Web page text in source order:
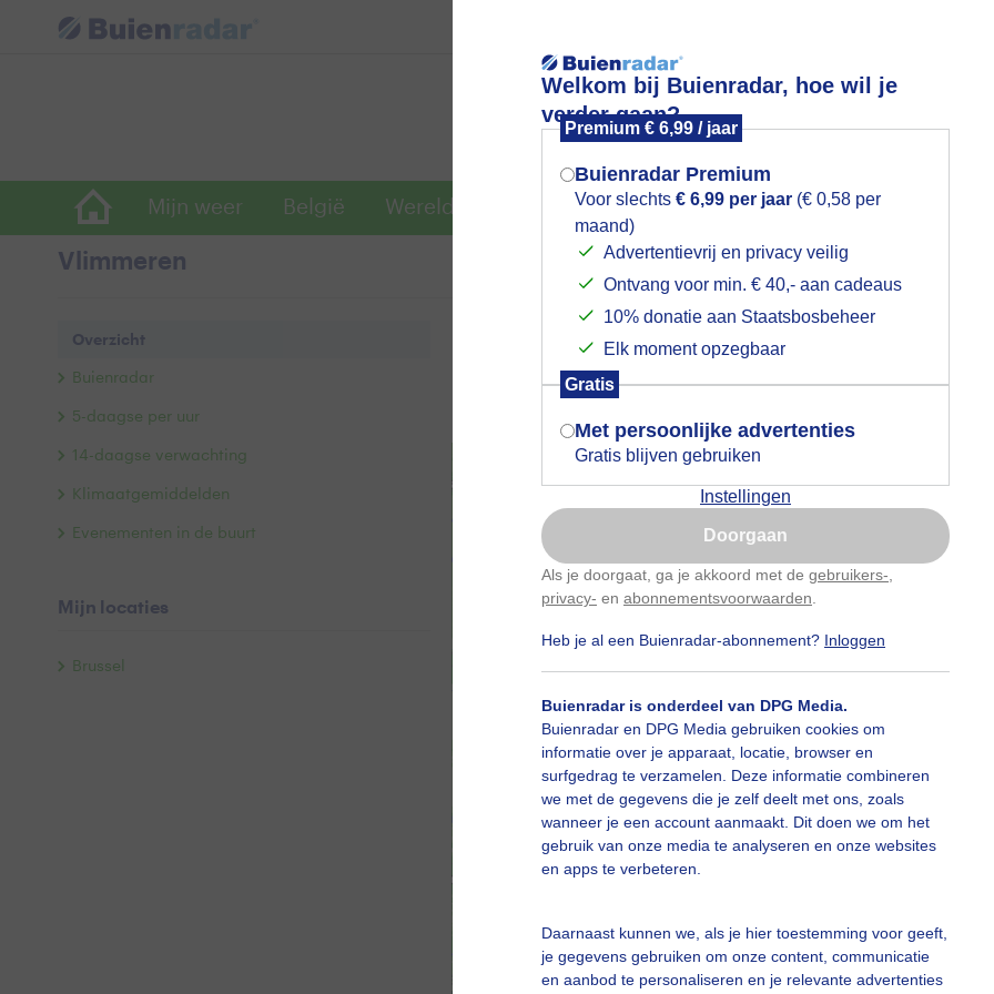
Welkom bij Buienradar, hoe wil je
verder gaan?
Premium € 6,99 / jaar
Buienradar Premium
Voor slechts € 6,99 per jaar (€ 0,58 per
maand)
Advertentievrij en privacy veilig
Ontvang voor min. € 40,- aan cadeaus
10% donatie aan Staatsbosbeheer
Elk moment opzegbaar
Gratis
Met persoonlijke advertenties
Gratis blijven gebruiken
Instellingen
Doorgaan
Als je doorgaat, ga je akkoord met de gebruikers-
privacy- en abonnementsvoorwaarden
Heb je al een Buienradar-abonnement? Inloggen
Buienradar is onderdeel van DPG Media.
Buienradar en DPG Media gebruiken cookies om
informatie over je apparaat, locatie, browser en
surfgedrag te verzamelen. Deze informatie combineren
we met de gegevens die je zelf deelt met ons, zoals
wanneer je een account aanmaakt. Dit doen we om het
gebruik van onze media te analyseren en onze websites
en apps te verbeteren.
Daarnaast kunnen we, als je hier toestemming voor geeft,
je gegevens gebruiken om onze content, communicatie
en aanbod te personaliseren en je relevante advertenties
Mijn weer België Wereldwijd Weerzine
Vlimmeren
Overzicht
Buienradar
5-daagse per uur
14-daagse verwachting
Klimaatgemiddelden
Evenementen in de buurt
Mijn locaties
Brussel
Mogen we je locatie gebruiken voor
het weer?
Indien je hier nog geen akkoord op hebt
gegeven, verschijnt er zo een pop-up uit
je browser waarin deze toestemming
gevraagd wordt.
Is goed, toon de popup
Nu niet, misschien later
Gebruik je Safari en wil je niet elke dag deze pop-up
Klikhierom dit aan te passen